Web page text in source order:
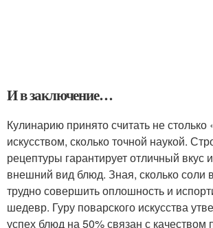
И в заключение…
Кулинарию принято считать не
искусством, сколько точной наукой.
рецептуры гарантирует отличный вкус
внешний вид блюд. Зная, сколько соли
трудно совершить оплошность и
шедевр. Гуру поварского искусства
успех блюд на 50% связан с качеством